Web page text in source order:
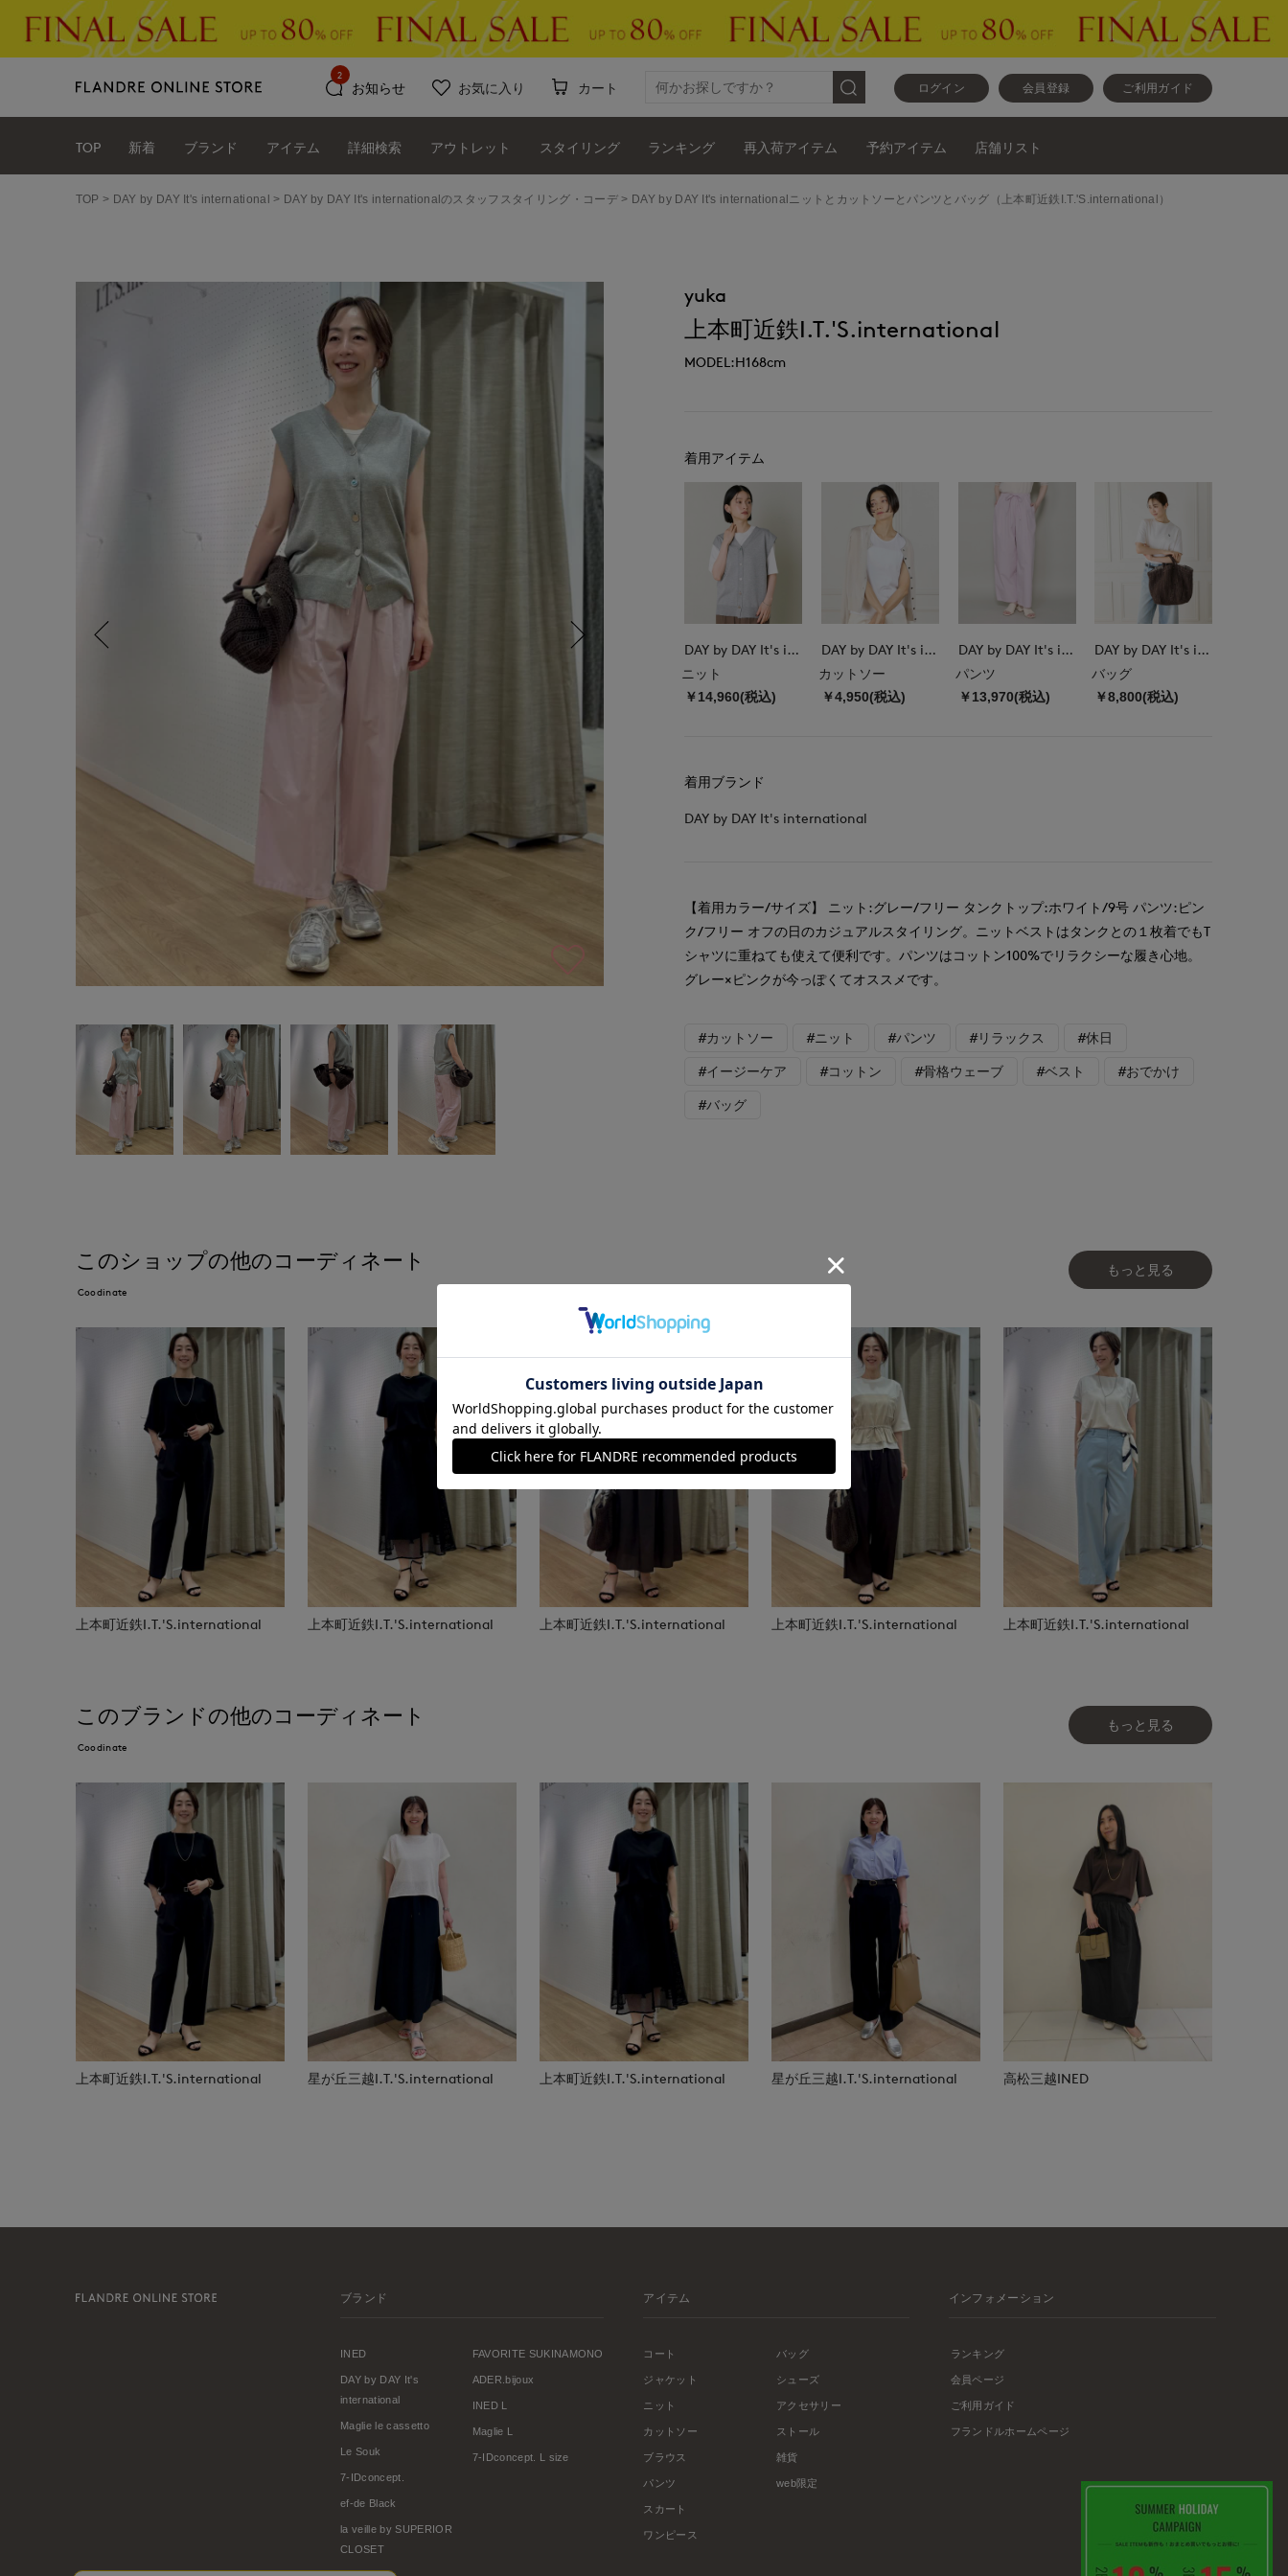
ログイン 会員登録 ご利用ガイド
お知らせ
2
お気に入り カート
TOP 新着 ブランド アイテム 詳細検索 アウトレット スタイリング ランキング 再入荷アイテム 予約アイテム 店舗リスト
TOP DAY by DAY It's international DAY by DAY It's internationalのスタッフスタイリング・コーデ DAY by DAY It's internationalニットとカットソーとパンツとバッグ（上本町近鉄I.T.'S.international）
yuka
上本町近鉄I.T.'S.international
MODEL:H168cm
着用アイテム
DAY by DAY It's international
ニット
￥14,960(税込)
DAY by DAY It's international
カットソー
￥4,950(税込)
DAY by DAY It's international
パンツ
￥13,970(税込)
DAY by DAY It's international
バッグ
￥8,800(税込)
着用ブランド
DAY by DAY It's international
【着用カラー/サイズ】 ニット:グレー/フリー タンクトップ:ホワイト/9号 パンツ:ピン
ク/フリー オフの日のカジュアルスタイリング。ニットベストはタンクとの１枚着でもT
シャツに重ねても使えて便利です。パンツはコットン100%でリラクシーな履き心地。
グレー×ピンクが今っぽくてオススメです。
#カットソー #ニット #パンツ #リラックス #休日
#イージーケア #コットン #骨格ウェーブ #ベスト #おでかけ
#バッグ
このショップの他のコーディネート
Coodinate
もっと見る
上本町近鉄I.T.'S.international 上本町近鉄I.T.'S.international 上本町近鉄I.T.'S.international 上本町近鉄I.T.'S.international 上本町近鉄I.T.'S.international
このブランドの他のコーディネート
Coodinate
もっと見る
上本町近鉄I.T.'S.international 星が丘三越I.T.'S.international 上本町近鉄I.T.'S.international 星が丘三越I.T.'S.international 高松三越INED
ブランド
INED
DAY by DAY It's
international
Maglie le cassetto
Le Souk
7-IDconcept.
ef-de Black
la veille by SUPERIOR
CLOSET
FAVORITE SUKINAMONO
ADER.bijoux
INED L
Maglie L
7-IDconcept. L size
アイテム
コート
ジャケット
ニット
カットソー
ブラウス
パンツ
スカート
ワンピース
バッグ
シューズ
アクセサリー
ストール
雑貨
web限定
インフォメーション
ランキング
会員ページ
ご利用ガイド
フランドルホームページ